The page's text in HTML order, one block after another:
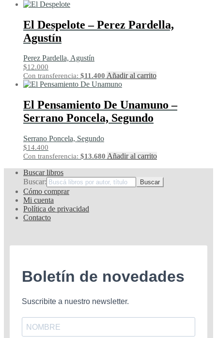
El Despelote – Perez Pardella,
Agustín
Perez Pardella, Agustín
$12.000
Con transferencia: $11.400 Añadir al carrito
El Pensamiento De Unamuno –
Serrano Poncela, Segundo
Serrano Poncela, Segundo
$14.400
Con transferencia: $13.680 Añadir al carrito
Buscar libros
Buscar:
Cómo comprar
Mi cuenta
Política de privacidad
Contacto
Boletín de novedades
Suscribite a nuestro newsletter.